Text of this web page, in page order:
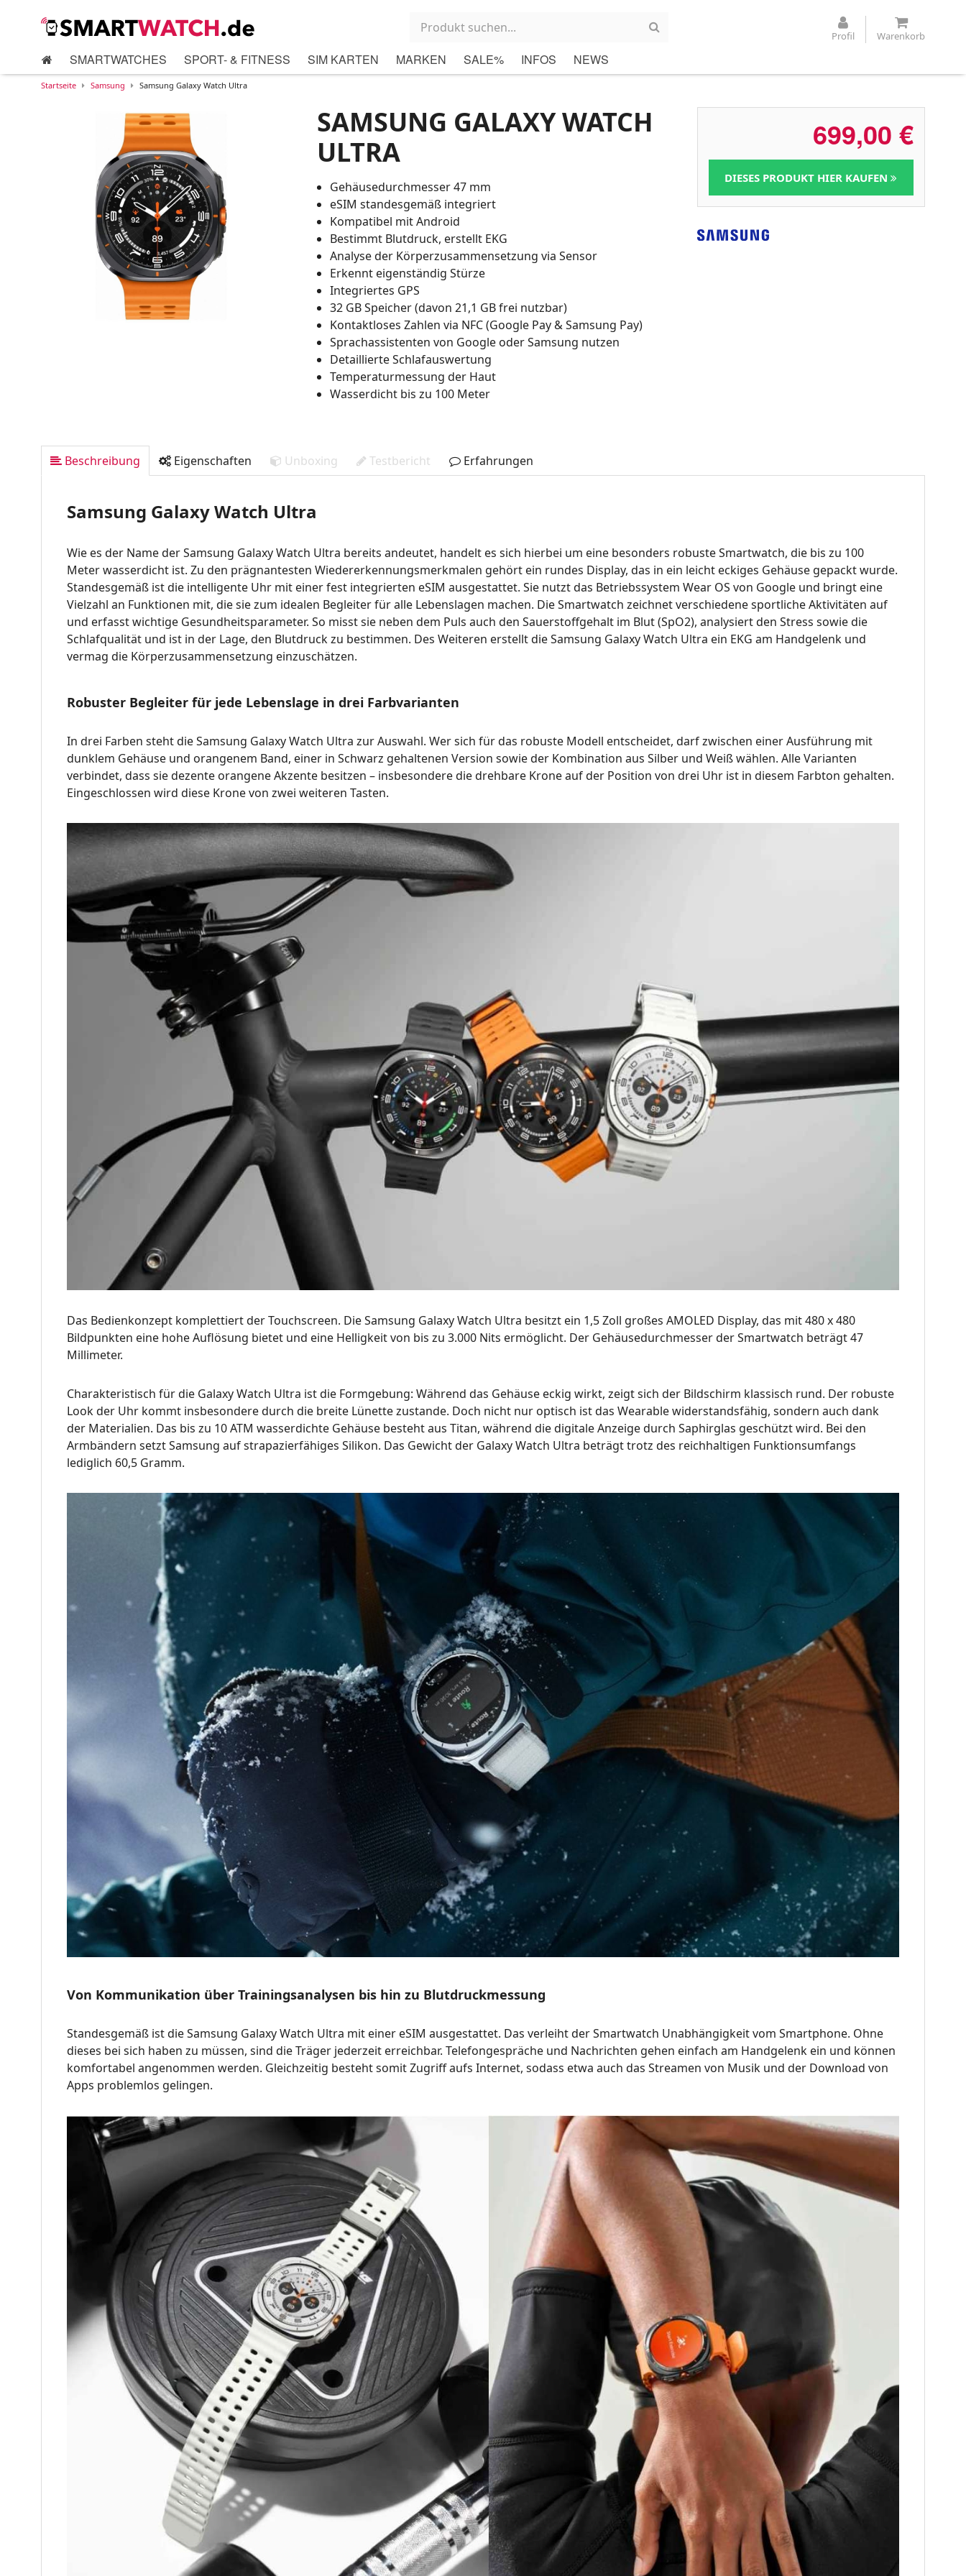
Profil Warenkorb
SMARTWATCHES SPORT- & FITNESS SIM KARTEN MARKEN SALE% INFOS NEWS
Startseite Samsung Samsung Galaxy Watch Ultra
SAMSUNG GALAXY WATCH
ULTRA
Gehäusedurchmesser 47 mm
eSIM standesgemäß integriert
Kompatibel mit Android
Bestimmt Blutdruck, erstellt EKG
Analyse der Körperzusammensetzung via Sensor
Erkennt eigenständig Stürze
Integriertes GPS
32 GB Speicher (davon 21,1 GB frei nutzbar)
Kontaktloses Zahlen via NFC (Google Pay & Samsung Pay)
Sprachassistenten von Google oder Samsung nutzen
Detaillierte Schlafauswertung
Temperaturmessung der Haut
Wasserdicht bis zu 100 Meter
699,00 €
DIESES PRODUKT HIER KAUFEN
Beschreibung Eigenschaften Unboxing Testbericht Erfahrungen
Samsung Galaxy Watch Ultra
Wie es der Name der Samsung Galaxy Watch Ultra bereits andeutet, handelt es sich hierbei um eine besonders robuste Smartwatch, die bis zu 100
Meter wasserdicht ist. Zu den prägnantesten Wiedererkennungsmerkmalen gehört ein rundes Display, das in ein leicht eckiges Gehäuse gepackt wurde.
Standesgemäß ist die intelligente Uhr mit einer fest integrierten eSIM ausgestattet. Sie nutzt das Betriebssystem Wear OS von Google und bringt eine
Vielzahl an Funktionen mit, die sie zum idealen Begleiter für alle Lebenslagen machen. Die Smartwatch zeichnet verschiedene sportliche Aktivitäten auf
und erfasst wichtige Gesundheitsparameter. So misst sie neben dem Puls auch den Sauerstoffgehalt im Blut (SpO2), analysiert den Stress sowie die
Schlafqualität und ist in der Lage, den Blutdruck zu bestimmen. Des Weiteren erstellt die Samsung Galaxy Watch Ultra ein EKG am Handgelenk und
vermag die Körperzusammensetzung einzuschätzen.
Robuster Begleiter für jede Lebenslage in drei Farbvarianten
In drei Farben steht die Samsung Galaxy Watch Ultra zur Auswahl. Wer sich für das robuste Modell entscheidet, darf zwischen einer Ausführung mit
dunklem Gehäuse und orangenem Band, einer in Schwarz gehaltenen Version sowie der Kombination aus Silber und Weiß wählen. Alle Varianten
verbindet, dass sie dezente orangene Akzente besitzen – insbesondere die drehbare Krone auf der Position von drei Uhr ist in diesem Farbton gehalten.
Eingeschlossen wird diese Krone von zwei weiteren Tasten.
Das Bedienkonzept komplettiert der Touchscreen. Die Samsung Galaxy Watch Ultra besitzt ein 1,5 Zoll großes AMOLED Display, das mit 480 x 480
Bildpunkten eine hohe Auflösung bietet und eine Helligkeit von bis zu 3.000 Nits ermöglicht. Der Gehäusedurchmesser der Smartwatch beträgt 47
Millimeter.
Charakteristisch für die Galaxy Watch Ultra ist die Formgebung: Während das Gehäuse eckig wirkt, zeigt sich der Bildschirm klassisch rund. Der robuste
Look der Uhr kommt insbesondere durch die breite Lünette zustande. Doch nicht nur optisch ist das Wearable widerstandsfähig, sondern auch dank
der Materialien. Das bis zu 10 ATM wasserdichte Gehäuse besteht aus Titan, während die digitale Anzeige durch Saphirglas geschützt wird. Bei den
Armbändern setzt Samsung auf strapazierfähiges Silikon. Das Gewicht der Galaxy Watch Ultra beträgt trotz des reichhaltigen Funktionsumfangs
lediglich 60,5 Gramm.
Von Kommunikation über Trainingsanalysen bis hin zu Blutdruckmessung
Standesgemäß ist die Samsung Galaxy Watch Ultra mit einer eSIM ausgestattet. Das verleiht der Smartwatch Unabhängigkeit vom Smartphone. Ohne
dieses bei sich haben zu müssen, sind die Träger jederzeit erreichbar. Telefongespräche und Nachrichten gehen einfach am Handgelenk ein und können
komfortabel angenommen werden. Gleichzeitig besteht somit Zugriff aufs Internet, sodass etwa auch das Streamen von Musik und der Download von
Apps problemlos gelingen.